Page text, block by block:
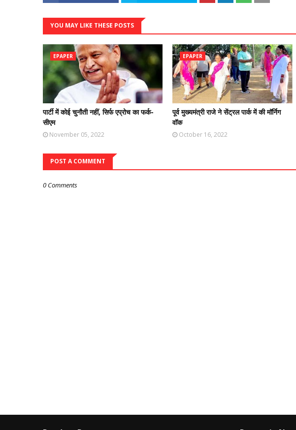
YOU MAY LIKE THESE POSTS
EPAPER
पार्टी में कोई चुनौती नहीं, सिर्फ एप्रोच का फर्क-
सीएम
November 05, 2022
EPAPER
पूर्व मुख्यमंत्री राजे ने सेंट्रल पार्क में की मॉर्निग
वॉक
October 16, 2022
POST A COMMENT
0 Comments